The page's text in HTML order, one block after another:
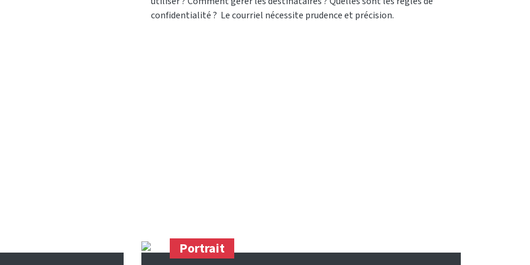
confidentialité ? Le courriel nécessite prudence et précision.
Portrait